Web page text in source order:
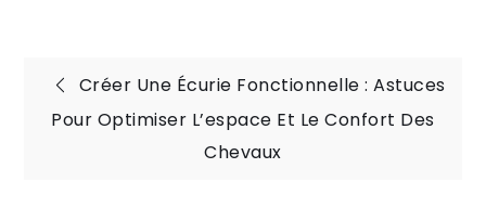
Navigation
Créer Une Écurie Fonctionnelle : Astuces
Pour Optimiser L’espace Et Le Confort Des
Chevaux